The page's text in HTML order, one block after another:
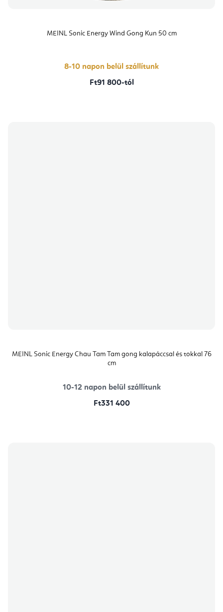
MEINL Sonic Energy Wind Gong Kun 50 cm
8-10 napon belül szállítunk
Ft91 800-tól
MEINL Sonic Energy Chau Tam Tam gong kalapáccsal és tokkal 76
cm
10-12 napon belül szállítunk
Ft331 400